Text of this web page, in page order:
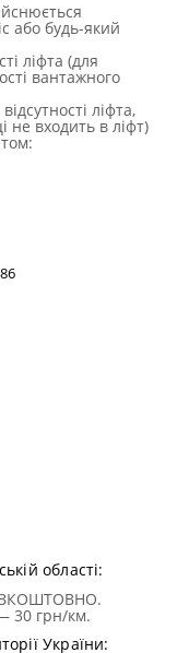
або будь-який
ліфта (для
вантажного
ліфта,
не входить в ліфт)
86
області:
30 грн/км.
України: